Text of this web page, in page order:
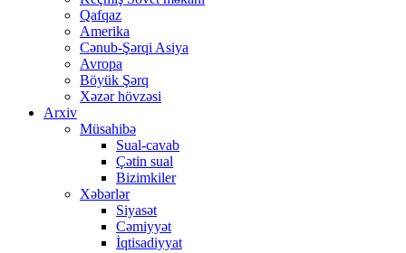
Qafqaz
Amerika
Cənub-Şərqi Asiya
Avropa
Böyük Şərq
Xəzər hövzəsi
Arxiv
Müsahibə
Sual-cavab
Çətin sual
Bizimkiler
Xəbərlər
Siyasət
Cəmiyyət
İqtisadiyyat